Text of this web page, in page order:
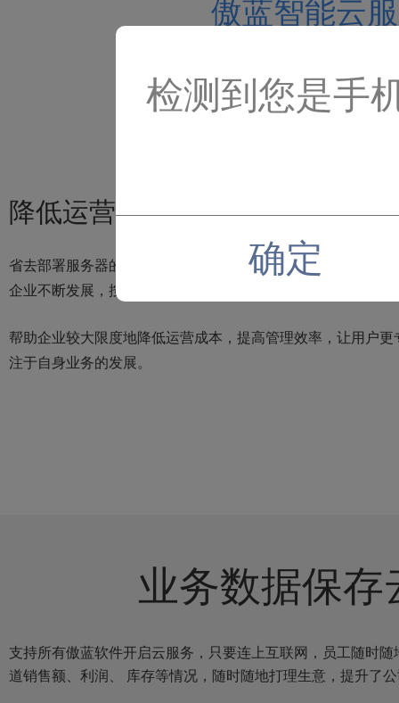
傲蓝智能云
降低运营成本，专注业务发展
省去部署服务器的运维人员投入，省去购买硬件设备投入，随
企业不断发展，按需购买投入成本低。
帮助企业较大限度地降低运营成本，提高管理效率，让用户更
注于自身业务的发展。
业务数据保
支持所有傲蓝软件开启云服务，只要连上互联网，员工随时
道销售额、利润、 库存等情况，随时随地打理生意，提升了
检测到您是手
确定